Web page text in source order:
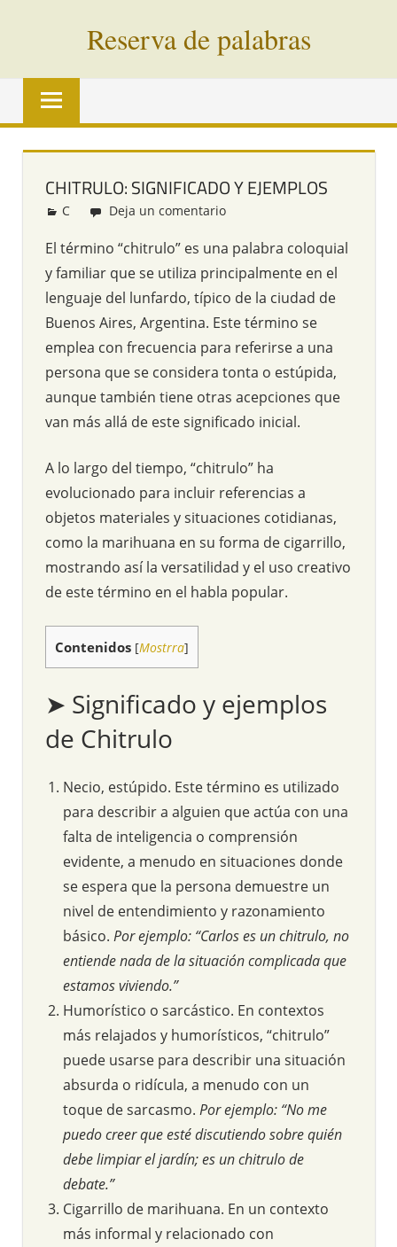
Reserva de palabras
Palabras
vías
todo
mundo
CHITRULO: SIGNIFICADO Y EJEMPLOS
Redacción
C Deja un comentario
El término “chitrulo” es una palabra coloquial
y familiar que se utiliza principalmente en el
lenguaje del lunfardo, típico de la ciudad de
Buenos Aires, Argentina. Este término se
emplea con frecuencia para referirse a una
persona que se considera tonta o estúpida,
aunque también tiene otras acepciones que
van más allá de este significado inicial.
A lo largo del tiempo, “chitrulo” ha
evolucionado para incluir referencias a
objetos materiales y situaciones cotidianas,
como la marihuana en su forma de cigarrillo,
mostrando así la versatilidad y el uso creativo
de este término en el habla popular.
Contenidos [Mostrra]
➤ Significado y ejemplos
de Chitrulo
Necio, estúpido. Este término es utilizado
para describir a alguien que actúa con una
falta de inteligencia o comprensión
evidente, a menudo en situaciones donde
se espera que la persona demuestre un
nivel de entendimiento y razonamiento
básico. Por ejemplo: “Carlos es un chitrulo, no
entiende nada de la situación complicada que
estamos viviendo.”
Humorístico o sarcástico. En contextos
más relajados y humorísticos, “chitrulo”
puede usarse para describir una situación
absurda o ridícula, a menudo con un
toque de sarcasmo. Por ejemplo: “No me
puedo creer que esté discutiendo sobre quién
debe limpiar el jardín; es un chitrulo de
debate.”
Cigarrillo de marihuana. En un contexto
más informal y relacionado con